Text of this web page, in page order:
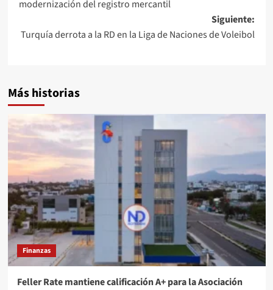
modernización del registro mercantil
Siguiente:
Turquía derrota a la RD en la Liga de Naciones de Voleibol
Más historias
Finanzas
Feller Rate mantiene calificación A+ para la Asociación